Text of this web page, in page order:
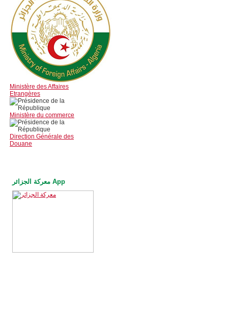
Ministère des Affaires
Etrangères
Ministère du commerce
Direction Générale des
Douane
معركة الجزائر App